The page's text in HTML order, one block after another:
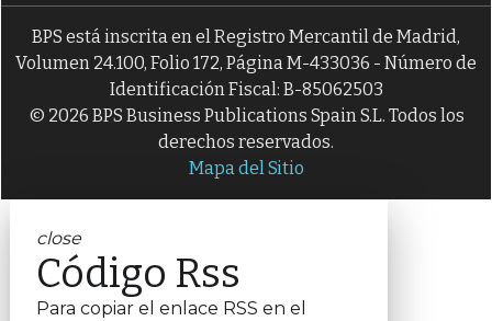
BPS está inscrita en el Registro Mercantil de Madrid,
Volumen 24.100, Folio 172, Página M-433036 - Número de
Identificación Fiscal: B-85062503
© 2026 BPS Business Publications Spain S.L. Todos los
derechos reservados.
Mapa del Sitio
close
Código Rss
Para copiar el enlace RSS en el